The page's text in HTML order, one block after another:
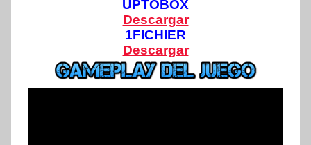
UPTOBOX
Descargar
1FICHIER
Descargar